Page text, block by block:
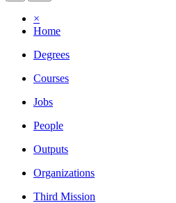
×
Home
Degrees
Courses
Jobs
People
Outputs
Organizations
Third Mission